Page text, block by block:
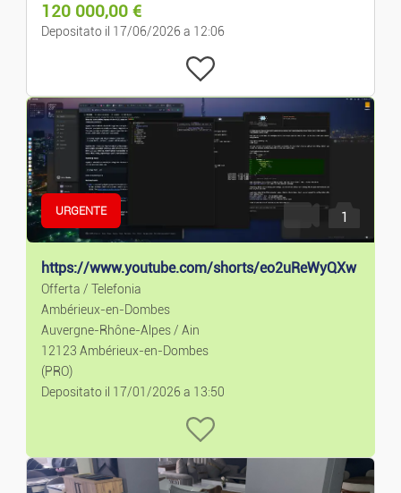
Condivisione Piatta
Uffici
Business E Commercio
Lavori
Occupazione
Servizi
Lezioni Private
Ready-to-wear E Accessori
120 000,00 €
Depositato il 17/06/2026 a 12:06
URGENTE 1
https://www.youtube.com/shorts/eo2uReWyQXw
Offerta / Telefonia
Ambérieux-en-Dombes
Auvergne-Rhône-Alpes / Ain
12123 Ambérieux-en-Dombes
(PRO)
Depositato il 17/01/2026 a 13:50